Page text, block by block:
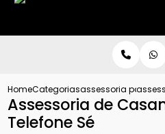
HomeCategoriasassessoria para
Assessoria de
Telefone Sé